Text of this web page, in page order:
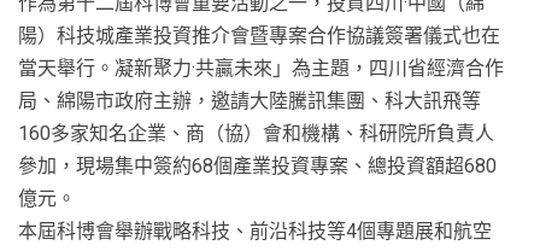
陽）科技城產業投資推介會暨專案合作協議簽署儀式也在
當天舉行。凝新聚力·共贏未來」為主題，四川省經濟合作
局、綿陽市政府主辦，邀請大陸騰訊集團、科大訊飛等
160多家知名企業、商（協）會和機構、科研院所負責人
參加，現場集中簽約68個產業投資專案、總投資額超680
億元。
本屆科博會舉辦戰略科技、前沿科技等4個專題展和航空